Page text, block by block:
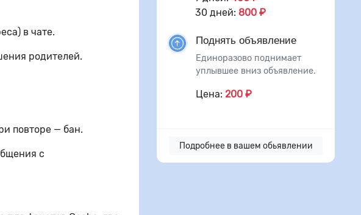
в чате.
родителей.
повторе — бан.
с
30 дней: 800 ₽
Поднять объявление
Единоразово поднимает
уплывшее вниз объявление.
Цена: 200 ₽
Подробнее в вашем обьявлении